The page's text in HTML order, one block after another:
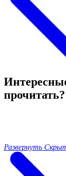
прочитать?
Развернуть